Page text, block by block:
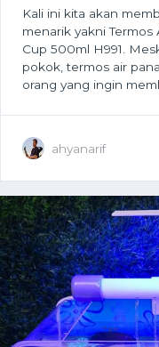
Kali ini kita akan
menarik yakni Termos
Cup 500ml H991.
pokok, termos air
orang yang ingin
ahyanarif